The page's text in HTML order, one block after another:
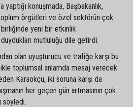
yaptığı konuşmada, Başbakanlık,
örgütleri ve özel sektörün çok
yeni bir etkinlik
mutluluğu dile getirdi.
olan uyuşturucu ve trafiğe karşı bu
toplumsal anlamda mesaj verecek
Karaokçu, iki soruna karşı da
her geçen gün artmasının çok
söyledi.